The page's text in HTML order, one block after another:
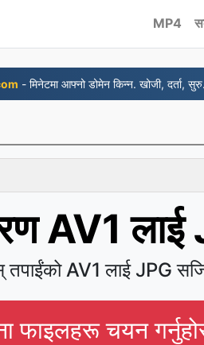
MP4
- मिनेटमा आफ्नो डोमेन किन्न. खोजी, दर्ता, सुरु.
AV1 लाई
तपाईंको AV1 लाई JPG
फाइलहरू चयन